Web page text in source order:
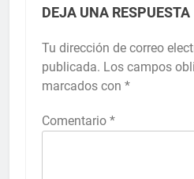
DEJA UNA RESPUESTA
Tu dirección de correo
publicada. Los campos
marcados con *
Comentario *